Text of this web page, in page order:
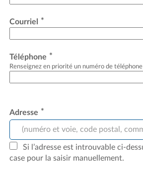
Courriel *
Téléphone *
Renseignez en priorité un numéro de
Adresse *
(numéro et voie, code postal,
Si l’adresse est introuvable ci-
case pour la saisir manuellement.